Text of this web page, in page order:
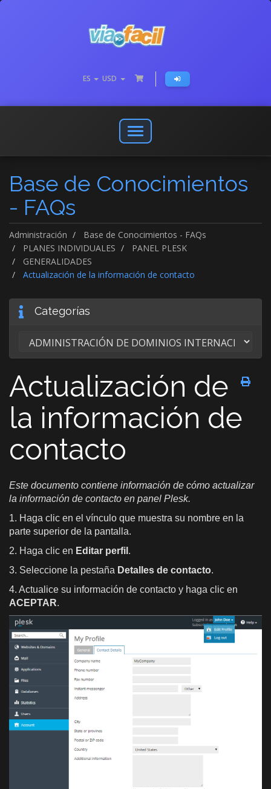
ES USD
Abrir
o
menú
de
Base de Conocimientos
- FAQs
Administración
Base de Conocimientos - FAQs
PLANES INDIVIDUALES
PANEL PLESK
GENERALIDADES
Actualización de la información de contacto
Categorías
Actualización de
la información de
contacto
Este documento contiene información de cómo actualizar
la información de contacto en panel Plesk.
1. Haga clic en el vínculo que muestra su nombre en la
parte superior de la pantalla.
2. Haga clic en Editar perfil .
3. Seleccione la pestaña Detalles de contacto.
4. Actualice su información de contacto y haga clic en
ACEPTAR.